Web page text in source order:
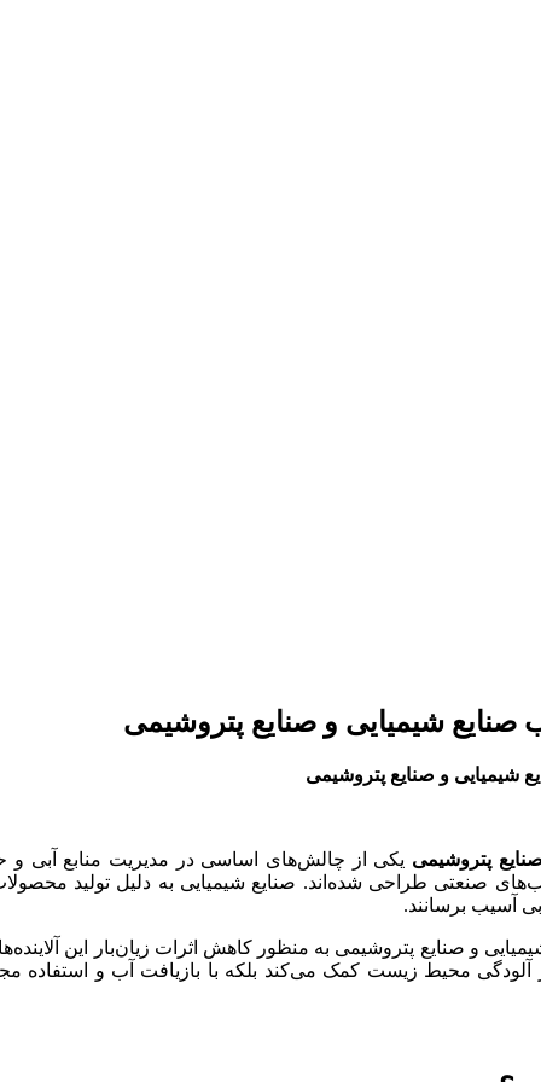
صنایع شیمیایی و صنایع پتروشیمی
شیمیایی و صنایع پتروشیمی
پتروشیمی یکی از چالش‌های اساسی در مدیریت منابع آبی
صنعتی طراحی شده‌اند. صنایع شیمیایی به دلیل تولید
آسیب برسانند.
و صنایع پتروشیمی به منظور کاهش اثرات زیان‌بار این
آلودگی محیط زیست کمک می‌کند بلکه با بازیافت آب و استفاده